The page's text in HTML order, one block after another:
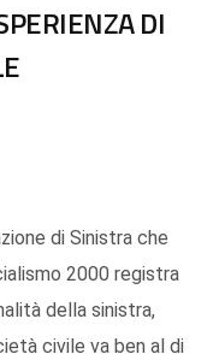
DI
di Sinistra che
2000 registra
della sinistra,
civile va ben al di